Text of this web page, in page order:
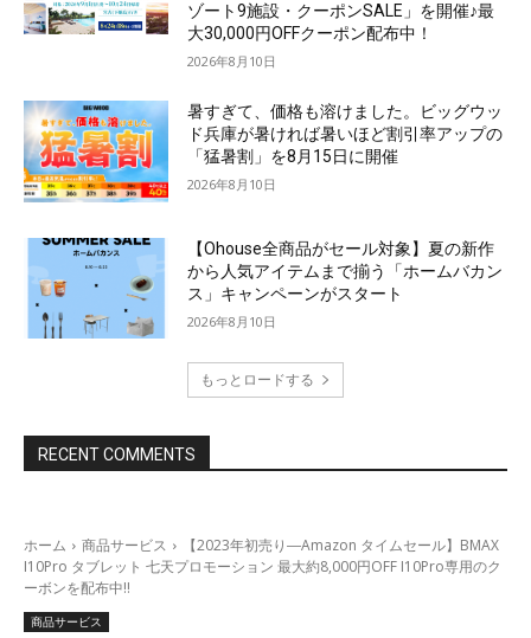
ゾート9施設・クーポンSALE」を開催♪最
大30,000円OFFクーポン配布中！
2026年8月10日
暑すぎて、価格も溶けました。ビッグウッ
ド兵庫が暑ければ暑いほど割引率アップの
「猛暑割」を8月15日に開催
2026年8月10日
【Ohouse全商品がセール対象】夏の新作
から人気アイテムまで揃う「ホームバカン
ス」キャンペーンがスタート
2026年8月10日
もっとロードする
RECENT COMMENTS